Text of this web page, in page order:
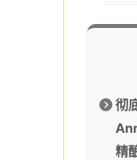
彻
精